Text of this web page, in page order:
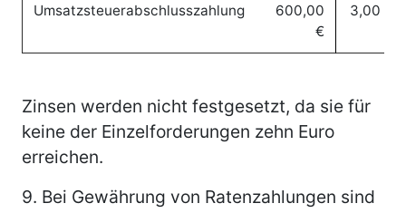
Umsatzsteuerabschlusszahlung
600,00
€
3,00 €
Zinsen werden nicht festgesetzt, da sie für
keine der Einzelforderungen zehn Euro
erreichen.
9. Bei Gewährung von Ratenzahlungen sind